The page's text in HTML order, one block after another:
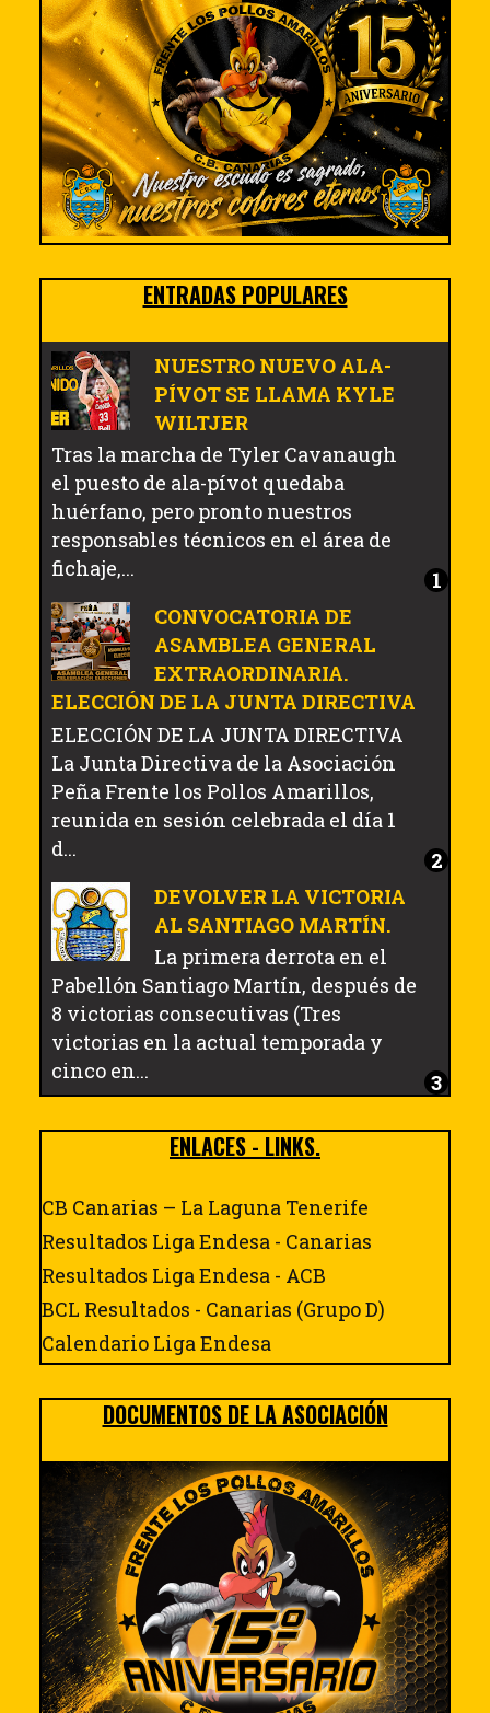
ENTRADAS POPULARES
NUESTRO NUEVO ALA-
PÍVOT SE LLAMA KYLE
WILTJER
Tras la marcha de Tyler Cavanaugh
el puesto de ala-pívot quedaba
huérfano, pero pronto nuestros
responsables técnicos en el área de
fichaje,...
CONVOCATORIA DE
ASAMBLEA GENERAL
EXTRAORDINARIA.
ELECCIÓN DE LA JUNTA DIRECTIVA
ELECCIÓN DE LA JUNTA DIRECTIVA
La Junta Directiva de la Asociación
Peña Frente los Pollos Amarillos,
reunida en sesión celebrada el día 1
d...
DEVOLVER LA VICTORIA
AL SANTIAGO MARTÍN.
La primera derrota en el
Pabellón Santiago Martín, después de
8 victorias consecutivas (Tres
victorias en la actual temporada y
cinco en...
ENLACES - LINKS.
CB Canarias – La Laguna Tenerife
Resultados Liga Endesa - Canarias
Resultados Liga Endesa - ACB
BCL Resultados - Canarias (Grupo D)
Calendario Liga Endesa
DOCUMENTOS DE LA ASOCIACIÓN